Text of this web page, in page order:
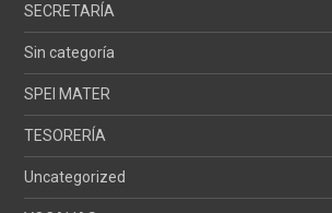
SECRETARÍA
Sin categoría
SPEI MATER
TESORERÍA
Uncategorized